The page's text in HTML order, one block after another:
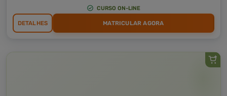
CURSO ON-LINE
DETALHES MATRICULAR AGORA